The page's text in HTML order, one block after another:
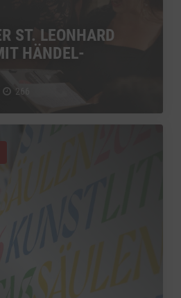
ST. LEONHARD
HÄNDEL-
266